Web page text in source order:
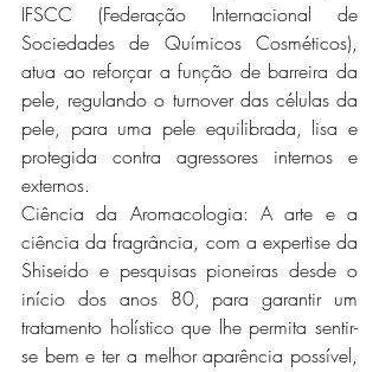
IFSCC (Federação Internacional de
Sociedades de Químicos Cosméticos),
atua ao reforçar a função de barreira da
pele, regulando o turnover das células da
pele, para uma pele equilibrada, lisa e
protegida contra agressores internos e
externos.
Ciência da Aromacologia: A arte e a
ciência da fragrância, com a expertise da
Shiseido e pesquisas pioneiras desde o
início dos anos 80, para garantir um
tratamento holístico que lhe permita sentir-
se bem e ter a melhor aparência possível,